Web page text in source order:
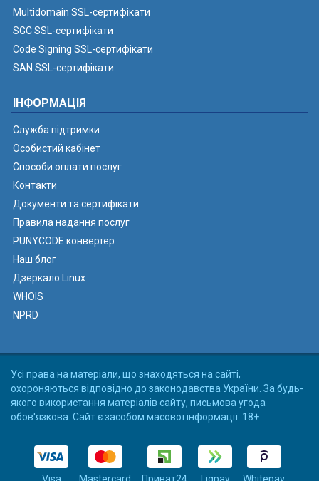
Multidomain SSL-сертифікати
SGC SSL-сертифікати
Code Signing SSL-сертифікати
SAN SSL-сертифікати
ІНФОРМАЦІЯ
Служба підтримки
Особистий кабінет
Способи оплати послуг
Контакти
Документи та сертифікати
Правила надання послуг
PUNYCODE конвертер
Наш блог
Дзеркало Linux
WHOIS
NPRD
Усі права на матеріали, що знаходяться на сайті,
охороняються відповідно до законодавства України. За будь-
якого використання матеріалів сайту, письмова угода
обов'язкова. Сайт є засобом масової інформації. 18+